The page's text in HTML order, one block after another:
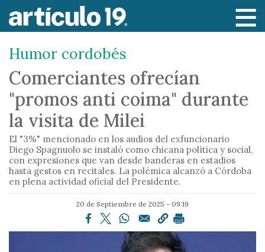
a
l
o
n
t
e
n
o
p
Humor cordobés
Comerciantes ofrecían
"promos anti coima" durante
la visita de Milei
El "3%" mencionado en los audios del exfuncionario
Diego Spagnuolo se instaló como chicana política y social,
con expresiones que van desde banderas en estadios
hasta gestos en recitales. La polémica alcanzó a Córdoba
en plena actividad oficial del Presidente.
20 de Septiembre de 2025 - 09:19